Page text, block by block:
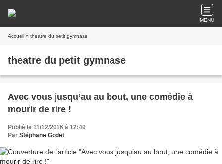
MENU
Accueil » theatre du petit gymnase
theatre du petit gymnase
Avec vous jusqu’au au bout, une comédie à
mourir de rire !
Publié le 11/12/2016 à 12:40
Par Stéphane Godet